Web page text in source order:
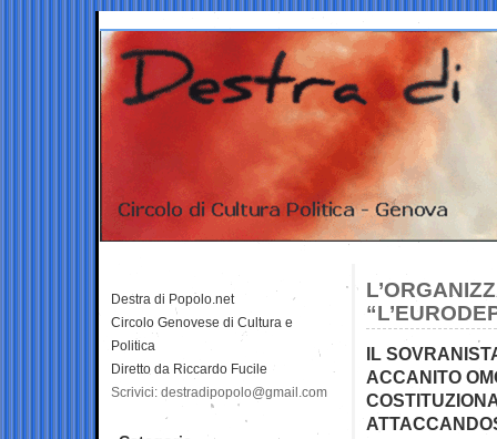
IL
ACCANITO
Destra di Popolo.net
Circolo Genovese di Cultura e
Politica
Diretto da Riccardo Fucile
Scrivici: destradipopolo@gmail.com